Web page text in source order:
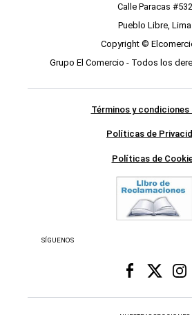
Calle Paracas #532
Pueblo Libre, Lima
Copyright ©
Grupo El Comercio - Todos los
Términos y condiciones
Políticas de
Políticas de
SÍGUENOS